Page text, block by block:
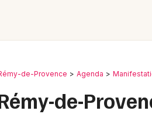
de-Provence Agenda
de-